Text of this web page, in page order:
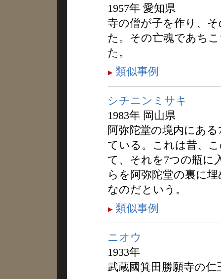
1957年 愛知県
寺の僧が子を作り、
た。その亡魂であち
た。
類似事例
シチニンミサキ
1983年 岡山県
阿弥陀堂の境内にあ
ている。これは昔、
て、それを7つの瓶に
らを阿弥陀堂の裏に
なのだという。
類似事例
ニオウ
1933年
武蔵國箕田勝願寺の